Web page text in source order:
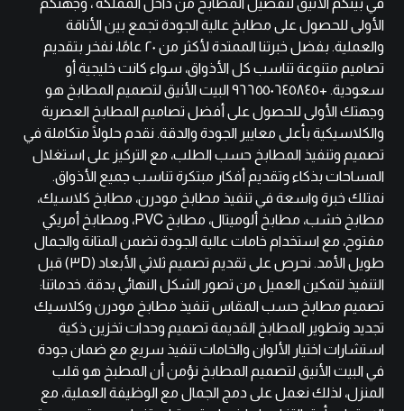
في بيتكم الأنيق لتفصيل المطابخ من داخل المملكة ، وجهتكم
الأولى للحصول على مطابخ عالية الجودة تجمع بين الأناقة
والعملية. بفضل خبرتنا الممتدة لأكثر من ٢٠ عامًا، نفخر بتقديم
تصاميم متنوعة تناسب كل الأذواق، سواء كانت خليجية أو
سعودية. +٩٦٦٥٥٠٦٤٥٨٤٥ البيت الأنيق لتصميم المطابخ هو
وجهتك الأولى للحصول على أفضل تصاميم المطابخ العصرية
والكلاسيكية بأعلى معايير الجودة والدقة. نقدم حلولًا متكاملة في
تصميم وتنفيذ المطابخ حسب الطلب، مع التركيز على استغلال
المساحات بذكاء وتقديم أفكار مبتكرة تناسب جميع الأذواق.
نمتلك خبرة واسعة في تنفيذ مطابخ مودرن، مطابخ كلاسيك،
مطابخ خشب، مطابخ ألوميتال، مطابخ PVC، ومطابخ أمريكي
مفتوح، مع استخدام خامات عالية الجودة تضمن المتانة والجمال
طويل الأمد. نحرص على تقديم تصميم ثلاثي الأبعاد (٣D) قبل
التنفيذ لتمكين العميل من تصور الشكل النهائي بدقة. خدماتنا:
تصميم مطابخ حسب المقاس تنفيذ مطابخ مودرن وكلاسيك
تجديد وتطوير المطابخ القديمة تصميم وحدات تخزين ذكية
استشارات اختيار الألوان والخامات تنفيذ سريع مع ضمان جودة
في البيت الأنيق لتصميم المطابخ نؤمن أن المطبخ هو قلب
المنزل، لذلك نعمل على دمج الجمال مع الوظيفة العملية، مع